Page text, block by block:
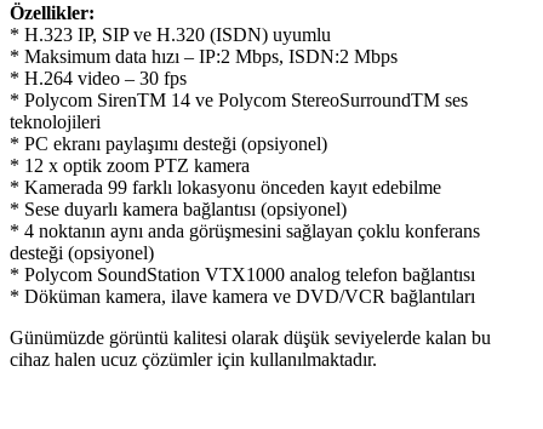
Özellikler:
* H.323 IP, SIP ve H.320 (ISDN) uyumlu
* Maksimum data hızı – IP:2 Mbps, ISDN:2 Mbps
* H.264 video – 30 fps
* Polycom SirenTM 14 ve Polycom StereoSurroundTM ses
teknolojileri
* PC ekranı paylaşımı desteği (opsiyonel)
* 12 x optik zoom PTZ kamera
* Kamerada 99 farklı lokasyonu önceden kayıt edebilme
* Sese duyarlı kamera bağlantısı (opsiyonel)
* 4 noktanın aynı anda görüşmesini sağlayan çoklu konferans
desteği (opsiyonel)
* Polycom SoundStation VTX1000 analog telefon bağlantısı
* Döküman kamera, ilave kamera ve DVD/VCR bağlantıları
Günümüzde görüntü kalitesi olarak düşük seviyelerde kalan bu
cihaz halen ucuz çözümler için kullanılmaktadır.